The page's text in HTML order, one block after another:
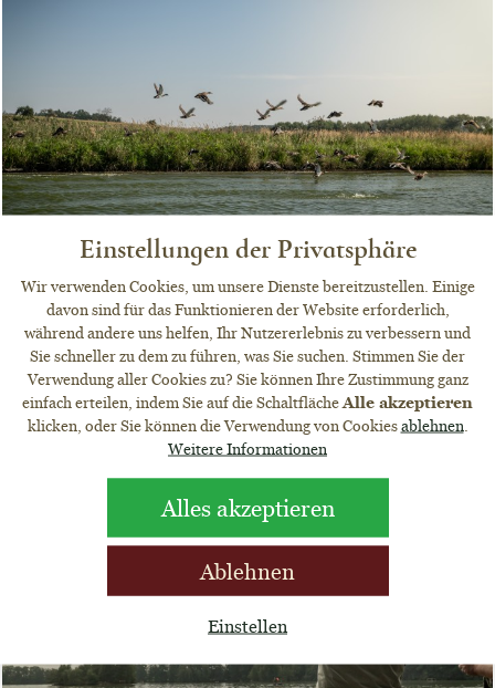
Einstellungen der Privatsphäre
Wir verwenden Cookies, um unsere Dienste bereitzustellen. Einige
davon sind für das Funktionieren der Website erforderlich,
während andere uns helfen, Ihr Nutzererlebnis zu verbessern und
Sie schneller zu dem zu führen, was Sie suchen. Stimmen Sie der
Verwendung aller Cookies zu? Sie können Ihre Zustimmung ganz
einfach erteilen, indem Sie auf die SchaltflächeAlle akzeptieren
klicken, oder Sie können die Verwendung von Cookiesablehnen.
Weitere Informationen
Alles akzeptieren
Ablehnen
Einstellen